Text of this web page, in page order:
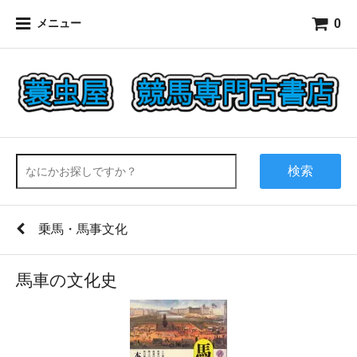
メニュー 0
検索
乗馬・馬事文化
馬車の文化史